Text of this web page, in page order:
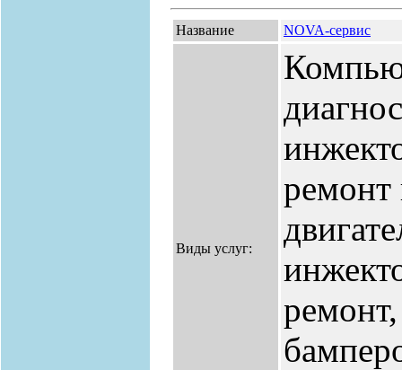
Название NOVA-сервис
Виды услуг:
ремонт